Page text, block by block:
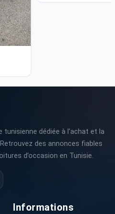
dédiée à l’achat et la
des annonces fiables
d’occasion en Tunisie.
Informations